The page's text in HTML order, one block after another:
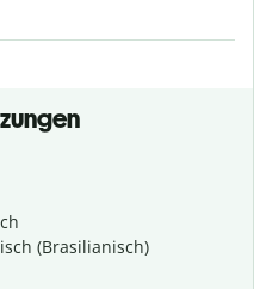
(Brasilianisch)